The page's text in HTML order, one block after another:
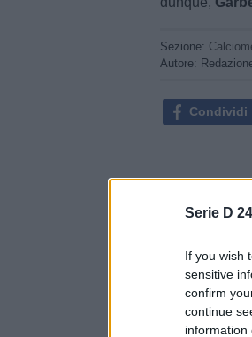
Serie D
If you wish
sensitive
confirm
continue
information
Sezione:
Autore:
Condividi